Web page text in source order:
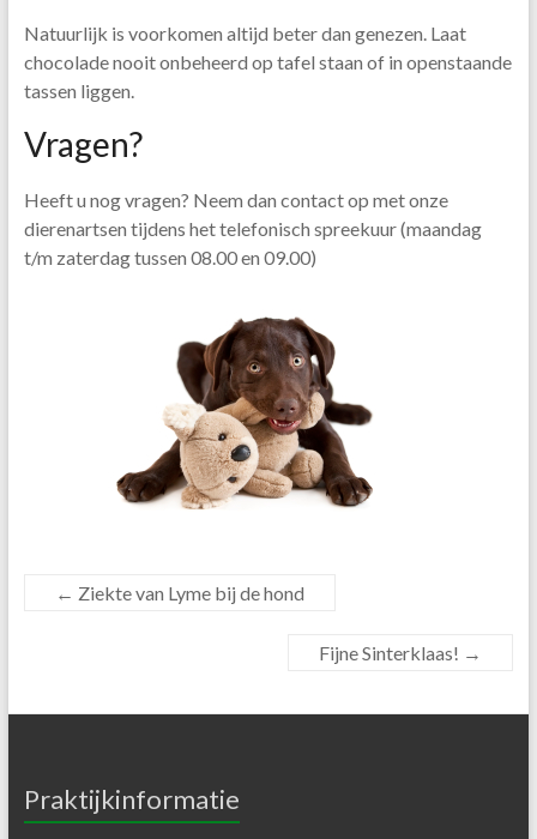
Natuurlijk is voorkomen altijd beter dan genezen. Laat
chocolade nooit onbeheerd op tafel staan of in openstaande
tassen liggen.
Vragen?
Heeft u nog vragen? Neem dan contact op met onze
dierenartsen tijdens het telefonisch spreekuur (maandag
t/m zaterdag tussen 08.00 en 09.00)
← Ziekte van Lyme bij de hond
Fijne Sinterklaas! →
Praktijkinformatie